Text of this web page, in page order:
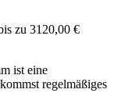
zu 3120,00 €
ist eine
regelmäßiges